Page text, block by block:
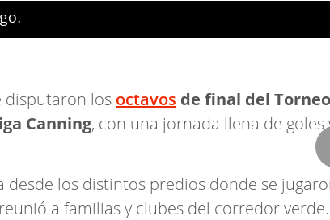
disputaron los octavos de final del Torneo
Canning, con una jornada llena de goles
desde los distintos predios donde se
a familias y clubes del corredor verde.